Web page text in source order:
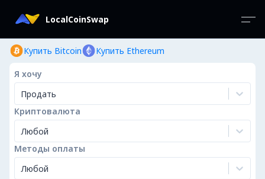
LocalCoinSwap
Купить Bitcoin Купить Ethereum
Я хочу
Продать
Криптовалюта
Любой
Методы оплаты
Любой